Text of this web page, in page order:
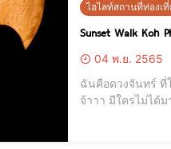
ไฮไลท์สถานที่ท่องเ
Sunset Walk Koh
04 พ.ย. 2565
ฉันคือดวงจันทร์ ที่โคจรอยู่รอบตัวคุณ ส่วนคุณคือโลก ที่โคจรอยู่รอบตัวเขา บิ๊กเเมพชวนมาดูดวงจันทร์ที่ร้าน Sunset Walk Koh Phangan
จ้าาา มีใครไม่ได้ม